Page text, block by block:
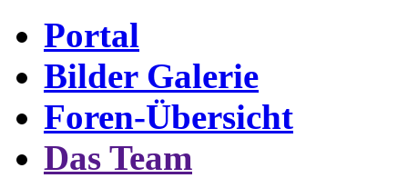
Portal
Bilder Galerie
Foren-Übersicht
Das Team